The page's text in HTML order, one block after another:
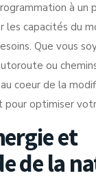
à un
les capacités du
Que vous
ou
coeur de la
optimiser
et
de la